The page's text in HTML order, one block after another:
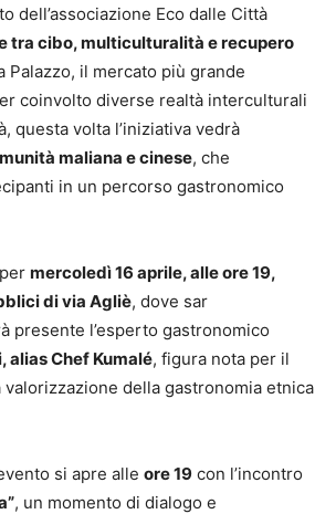
dell’associazione Eco dalle Città
tra cibo, multiculturalità e recupero
Palazzo, il mercato più grande
coinvolto diverse realtà interculturali
questa volta l’iniziativa vedrà
maliana e cinese, che
in un percorso gastronomico
mercoledì 16 aprile, alle ore 19,
di via Agliè, dove sar
presente l’esperto gastronomico
alias Chef Kumalé, figura nota per il
della gastronomia etnica
si apre alle ore 19 con l’incontro
, un momento di dialogo e